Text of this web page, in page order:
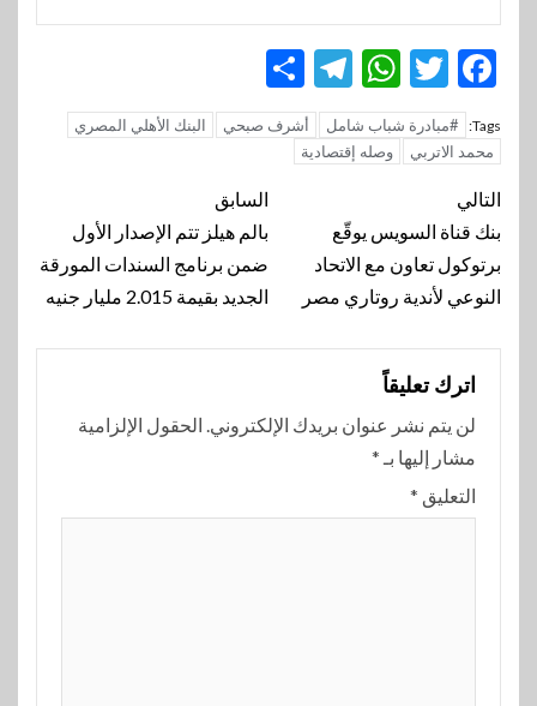
Facebook
Twitter
WhatsApp
Telegram
Tags: #مبادرة شباب شامل أشرف صبحي
البنك الأهلي المصري
محمد الاتربي
وصله إقتصادية
تنقل
المقالة
السابق
بالم هيلز تتم الإصدار الأول
ضمن برنامج السندات المورقة
الجديد بقيمة 2.015 مليار جنيه
التالي
بنك قناة السويس يوقّع
برتوكول تعاون مع الاتحاد
النوعي لأندية روتاري مصر
اترك تعليقاً
لن يتم نشر عنوان بريدك الإلكتروني. الحقول الإلزامية
مشار إليها بـ *
التعليق *